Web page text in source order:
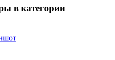
в категории